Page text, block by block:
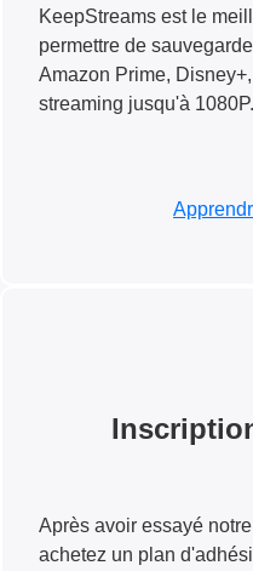
KeepStreams est le
permettre de
Amazon Prime,
streaming jusqu'à 1080P.
Après avoir essayé
achetez un plan